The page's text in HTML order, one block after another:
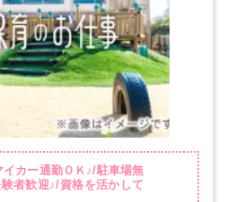
イカー通勤ＯＫ♪/駐車場無
者歓迎♪/資格を活かして